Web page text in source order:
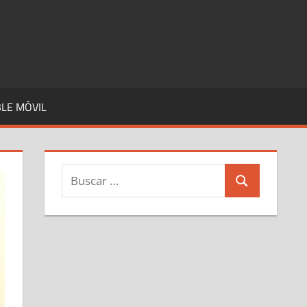
MÓVIL
Buscar:
Buscar